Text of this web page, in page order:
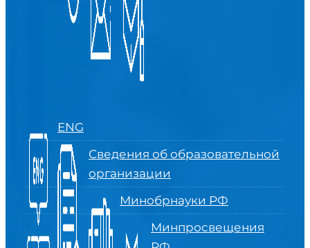
ENG
Сведения об образовательной
организации
Минобрнауки РФ
Минпросвещения